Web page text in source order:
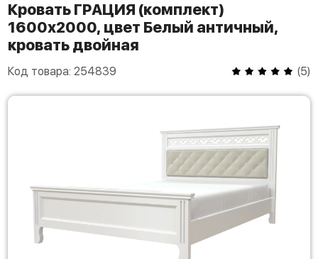
Кровать ГРАЦИЯ (комплект)
1600х2000, цвет Белый античный,
кровать двойная
Код товара: 254839 (5)